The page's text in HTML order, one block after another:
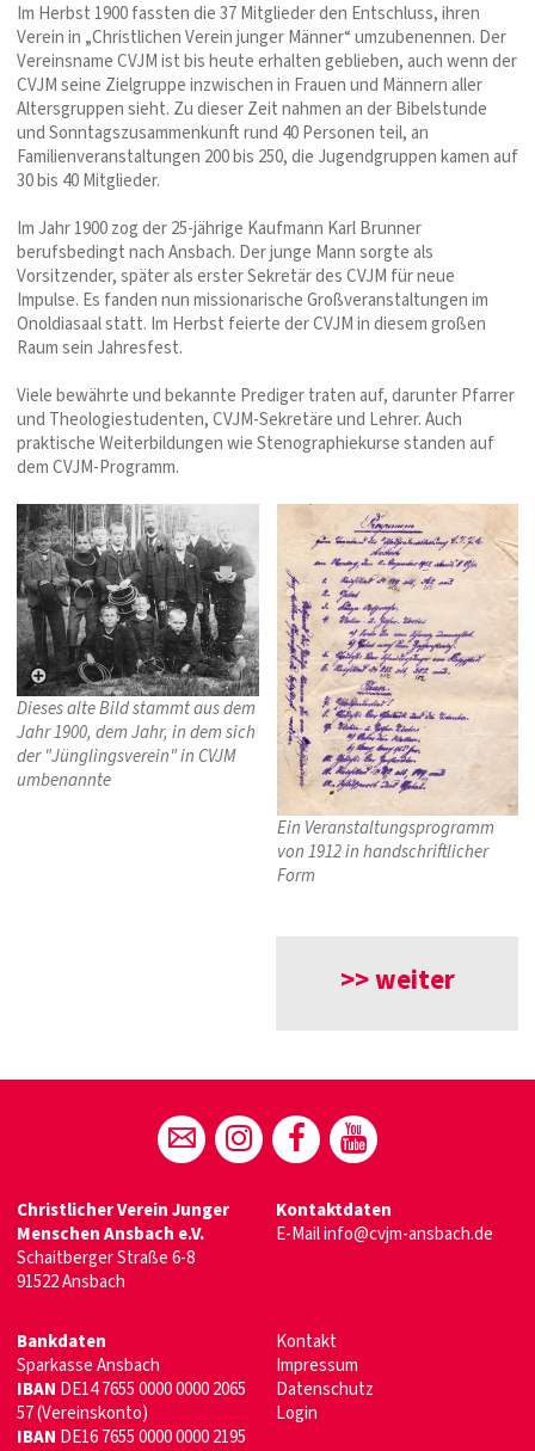
Im Herbst 1900 fassten die 37 Mitglieder den Entschluss, ihren
Verein in „Christlichen Verein junger Männer“ umzubenennen. Der
Vereinsname CVJM ist bis heute erhalten geblieben, auch wenn der
CVJM seine Zielgruppe inzwischen in Frauen und Männern aller
Altersgruppen sieht. Zu dieser Zeit nahmen an der Bibelstunde
und Sonntagszusammenkunft rund 40 Personen teil, an
Familienveranstaltungen 200 bis 250, die Jugendgruppen kamen auf
30 bis 40 Mitglieder.
Im Jahr 1900 zog der 25-jährige Kaufmann Karl Brunner
berufsbedingt nach Ansbach. Der junge Mann sorgte als
Vorsitzender, später als erster Sekretär des CVJM für neue
Impulse. Es fanden nun missionarische Großveranstaltungen im
Onoldiasaal statt. Im Herbst feierte der CVJM in diesem großen
Raum sein Jahresfest.
Viele bewährte und bekannte Prediger traten auf, darunter Pfarrer
und Theologiestudenten, CVJM-Sekretäre und Lehrer. Auch
praktische Weiterbildungen wie Stenographiekurse standen auf
dem CVJM-Programm.
Dieses alte Bild stammt aus dem
Jahr 1900, dem Jahr, in dem sich
der "Jünglingsverein" in CVJM
umbenannte
Ein Veranstaltungsprogramm
von 1912 in handschriftlicher
Form
>> weiter
Christlicher Verein Junger
Menschen Ansbach e.V.
Schaitberger Straße 6-8
91522 Ansbach
Kontaktdaten
E-Mailinfo@cvjm-ansbach.de
Bankdaten
Sparkasse Ansbach
IBAN DE14 7655 0000 0000 2065
57 (Vereinskonto)
IBAN DE16 7655 0000 0000 2195
Kontakt
Impressum
Datenschutz
Login